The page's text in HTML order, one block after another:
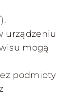
urządzeniu
mogą
podmioty